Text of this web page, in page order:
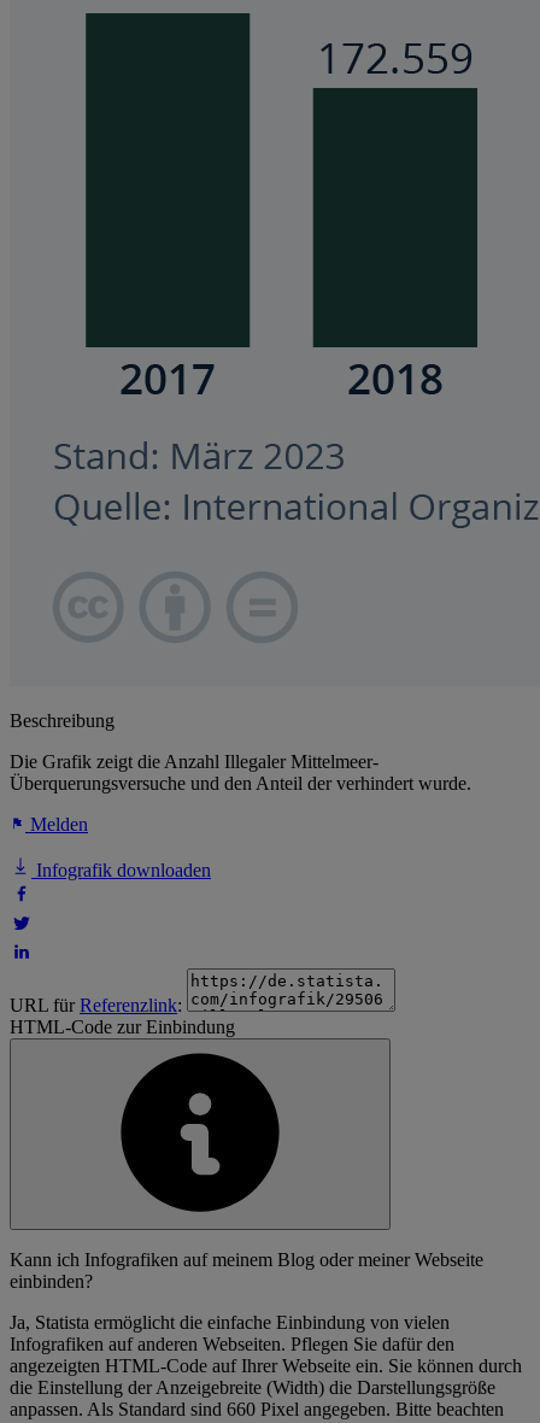
Beschreibung
Die Grafik zeigt die Anzahl Illegaler Mittelmeer-
Überquerungsversuche und den Anteil der verhindert wurde.
Melden
Infografik downloaden
URL fürReferenzlink:
HTML-Code zur Einbindung
Kann ich Infografiken auf meinem Blog oder meiner Webseite
einbinden?
Ja, Statista ermöglicht die einfache Einbindung von vielen
Infografiken auf anderen Webseiten. Pflegen Sie dafür den
angezeigten HTML-Code auf Ihrer Webseite ein. Sie können durch
die Einstellung der Anzeigebreite (Width) die Darstellungsgröße
anpassen. Als Standard sind 660 Pixel angegeben. Bitte beachten